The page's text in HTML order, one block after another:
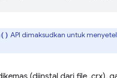
API dimaksudkan untuk